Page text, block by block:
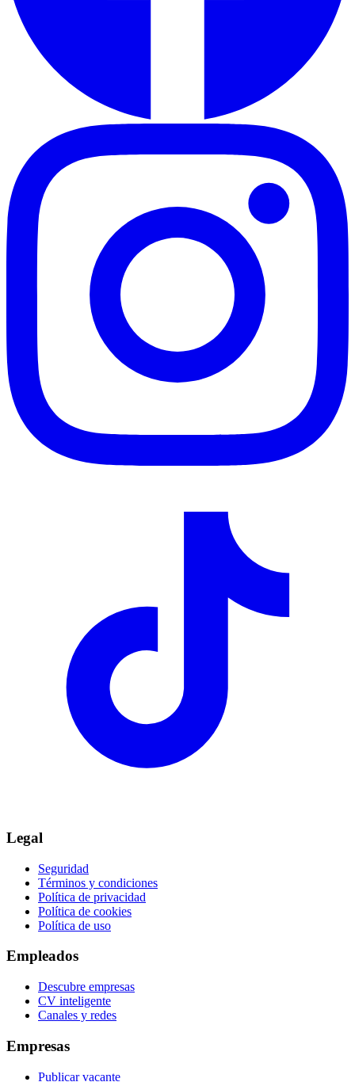
Legal
Seguridad
Términos y condiciones
Política de privacidad
Política de cookies
Política de uso
Empleados
Descubre empresas
CV inteligente
Canales y redes
Empresas
Publicar vacante